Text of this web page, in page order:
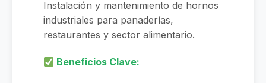
Instalación y mantenimiento de hornos
industriales para panaderías,
restaurantes y sector alimentario.
Beneficios Clave: